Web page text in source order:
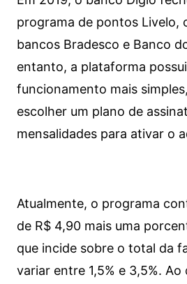
programa de pontos Livelo,
bancos Bradesco e Banco
entanto, a plataforma
funcionamento mais
escolher um plano de
mensalidades para ativar o
Atualmente, o programa
de R$ 4,90 mais uma
que incide sobre o total da
variar entre 1,5% e 3,5%.